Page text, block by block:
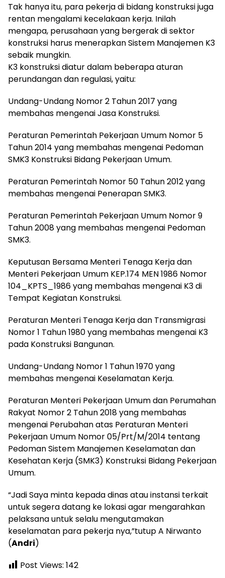
Tak hanya itu, para pekerja di bidang konstruksi juga
rentan mengalami kecelakaan kerja. Inilah
mengapa, perusahaan yang bergerak di sektor
konstruksi harus menerapkan Sistem Manajemen K3
sebaik mungkin.
K3 konstruksi diatur dalam beberapa aturan
perundangan dan regulasi, yaitu:
Undang-Undang Nomor 2 Tahun 2017 yang
membahas mengenai Jasa Konstruksi.
Peraturan Pemerintah Pekerjaan Umum Nomor 5
Tahun 2014 yang membahas mengenai Pedoman
SMK3 Konstruksi Bidang Pekerjaan Umum.
Peraturan Pemerintah Nomor 50 Tahun 2012 yang
membahas mengenai Penerapan SMK3.
Peraturan Pemerintah Pekerjaan Umum Nomor 9
Tahun 2008 yang membahas mengenai Pedoman
SMK3.
Keputusan Bersama Menteri Tenaga Kerja dan
Menteri Pekerjaan Umum KEP.174 MEN 1986 Nomor
104_KPTS_1986 yang membahas mengenai K3 di
Tempat Kegiatan Konstruksi.
Peraturan Menteri Tenaga Kerja dan Transmigrasi
Nomor 1 Tahun 1980 yang membahas mengenai K3
pada Konstruksi Bangunan.
Undang-Undang Nomor 1 Tahun 1970 yang
membahas mengenai Keselamatan Kerja.
Peraturan Menteri Pekerjaan Umum dan Perumahan
Rakyat Nomor 2 Tahun 2018 yang membahas
mengenai Perubahan atas Peraturan Menteri
Pekerjaan Umum Nomor 05/Prt/M/2014 tentang
Pedoman Sistem Manajemen Keselamatan dan
Kesehatan Kerja (SMK3) Konstruksi Bidang Pekerjaan
Umum.
“Jadi Saya minta kepada dinas atau instansi terkait
untuk segera datang ke lokasi agar mengarahkan
pelaksana untuk selalu mengutamakan
keselamatan para pekerja nya,”tutup A Nirwanto
(Andri)
Post Views: 142